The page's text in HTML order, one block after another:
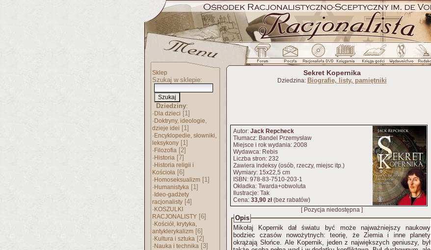
Sklep
Szukaj w sklepie:
Dziedziny:
· Dla dzieci [1]
· Doktryny, ideologie,
dzieje idei [1]
· Encyklopedie, słowniki,
leksykony [1]
· Filozofia [2]
· Historia [7]
· Historia religii i
Kościoła [6]
· Homoseksualizm [1]
· Humanistyka [1]
· Ideo-gadżety
racjonalisty [4]
· KOSZULKI
RACJONALISTY [6]
· Kościół, krytyka,
antyklerykalizm [6]
· Kultura i sztuka [2]
· Nauka i technika [3]
Sekret Kopernika
Dziedzina: Biografie, listy, pamiętniki
Autor: Jack Repcheck
Tłumacz: Bandel Przemysław
Miejsce i rok wydania: 2008
Wydawca: Rebis
Liczba stron: 232
Zawiera indeksy (osób, rzeczy, miejsc itp.)
Wymiary: 15x22,5 cm
ISBN: 978-83-7510-203-1
Okładka: Twarda+obwoluta
Ilustracje: Tak
Cena: 33,90 zł(bez rabatów)
[ Pozycja niedostępna ]
Opis
Mikołaj Kopernik dał światu być może najważniejszy naukowy
bodziec czasów nowożytnych: teorię, że Ziemia i inne planety
okrążają Słońce. Ale Kopernik, jeden z największych geniuszy, był